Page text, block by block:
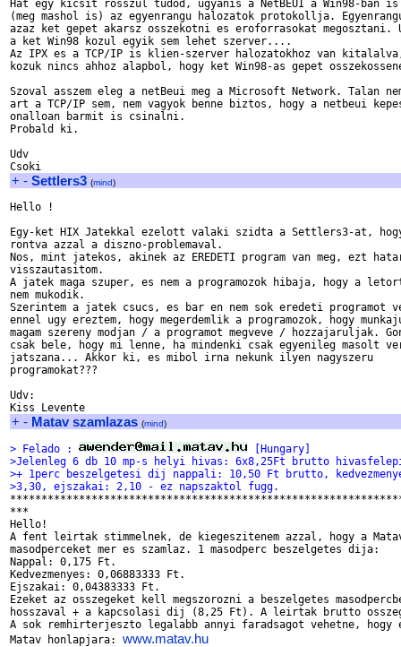
Hat egy kicsit rosszul tudod, ugyanis a NetBEUI a Win98-ban is
(meg mashol is) az egyenrangu halozatok protokollja.
azaz ket gepet akarsz osszekotni es eroforrasokat megosztani.
a ket Win98 kozul egyik sem lehet szerver....
Az IPX es a TCP/IP is klien-szerver halozatokhoz van
kozuk nincs ahhoz alapbol, hogy ket Win98-as gepet
Szoval asszem eleg a netBeui meg a Microsoft Network. Talan
art a TCP/IP sem, nem vagyok benne biztos, hogy a netbeui
onalloan barmit is csinalni.
Probald ki.
Udv
+ - Settlers3 (mind)
Hello !
Egy-ket HIX Jatekkal ezelott valaki szidta a Settlers3-at,
rontva azzal a diszno-problemaval.
Nos, mint jatekos, akinek az EREDETI program van meg, ezt
visszautasitom.
A jatek maga szuper, es nem a programozok hibaja, hogy a
nem mukodik.
Szerintem a jatek csucs, es bar en nem sok eredeti programot
ennel ugy ereztem, hogy megerdemlik a programozok, hogy
magam szereny modjan / a programot megveve / hozzajaruljak.
csak bele, hogy mi lenne, ha mindenki csak egyenileg masolt
jatszana... Akkor ki, es mibol irna nekunk ilyen nagyszeru
programokat???
Udv:
+ - Matav szamlazas (mind)
> Felado :
[Hungary]
>Jelenleg 6 db 10 mp-s helyi hivas: 6x8,25Ft brutto
>+ 1perc beszelgetesi dij nappali: 10,50 Ft brutto,
>3,30, ejszakai: 2,10 - ez napszaktol fugg.
***
Hello!
A fent leirtak stimmelnek, de kiegeszitenem azzal, hogy a
masodperceket mer es szamlaz. 1 masodperc beszelgetes dija:
Nappal: 0,175 Ft.
Kedvezmenyes: 0,06883333 Ft.
Ejszakai: 0,04383333 Ft.
Ezeket az osszegeket kell megszorozni a beszelgetes
hosszaval + a kapcsolasi dij (8,25 Ft). A leirtak brutto
A sok remhirterjeszto legalabb annyi faradsagot vehetne,
Matav honlapjara: www.matav.hu